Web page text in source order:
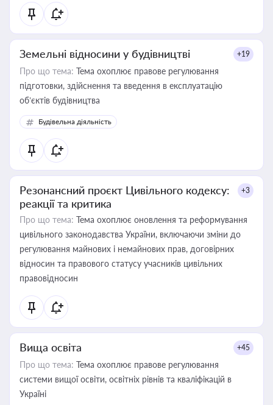
Земельні відносини у будівництві +19
Про що тема: Тема охоплює правове регулювання
підготовки, здійснення та введення в експлуатацію
об’єктів будівництва
Будівельна діяльність
Резонансний проєкт Цивільного кодексу:
реакції та критика
+3
Про що тема: Тема охоплює оновлення та реформування
цивільного законодавства України, включаючи зміни до
регулювання майнових і немайнових прав, договірних
відносин та правового статусу учасників цивільних
правовідносин
Вища освіта +45
Про що тема: Тема охоплює правове регулювання
системи вищої освіти, освітніх рівнів та кваліфікацій в
Україні